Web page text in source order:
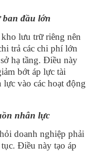
ban đầu lớn
lưu trữ riêng nên
trả các chi phí lớn
hạ tầng. Điều này
bớt áp lực tài
vào các hoạt động
nhân lực
doanh nghiệp phải
Điều này tạo áp